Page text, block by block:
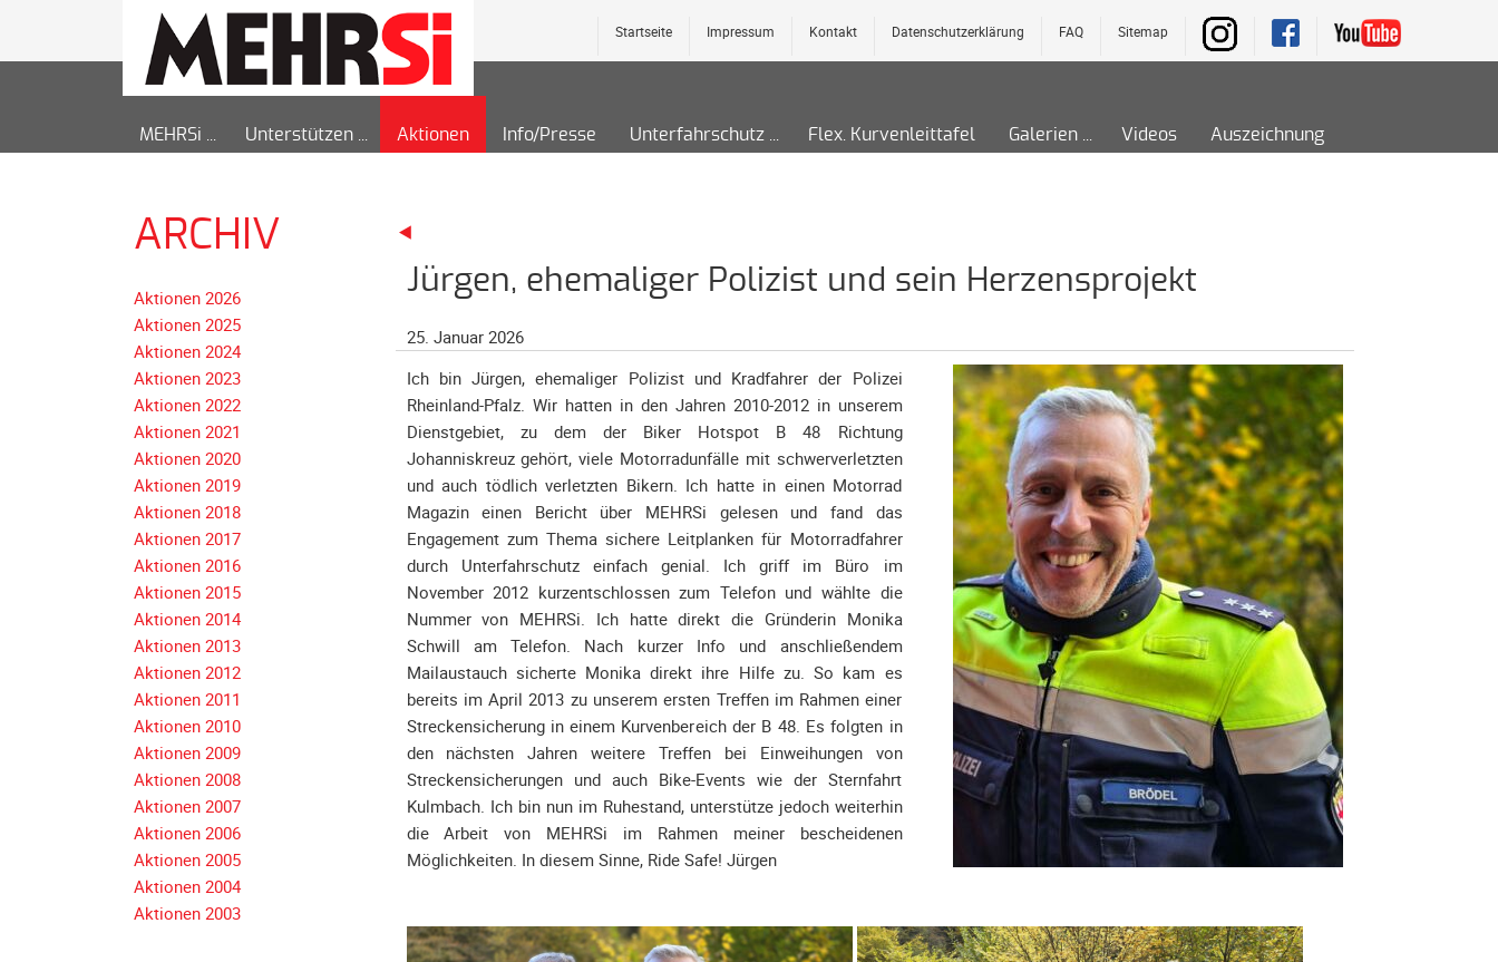
Sitemap
FAQ
Datenschutzerklärung
Kontakt
Impressum
Startseite
MEHRSi Unterstützen Aktionen Info/Presse Unterfahrschutz Flex. Kurvenleittafel Galerien Videos Auszeichnung
Jürgen, ehemaliger Polizist und sein Herzensprojekt
25. Januar 2026
Ich bin Jürgen, ehemaliger Polizist und Kradfahrer der Polizei
Rheinland-Pfalz. Wir hatten in den Jahren 2010-2012 in unserem
Dienstgebiet, zu dem der Biker Hotspot B 48 Richtung
Johanniskreuz gehört, viele Motorradunfälle mit schwerverletzten
und auch tödlich verletzten Bikern. Ich hatte in einen Motorrad
Magazin einen Bericht über MEHRSi gelesen und fand das
Engagement zum Thema sichere Leitplanken für Motorradfahrer
durch Unterfahrschutz einfach genial. Ich griff im Büro im
November 2012 kurzentschlossen zum Telefon und wählte die
Nummer von MEHRSi. Ich hatte direkt die Gründerin Monika
Schwill am Telefon. Nach kurzer Info und anschließendem
Mailaustauch sicherte Monika direkt ihre Hilfe zu. So kam es
bereits im April 2013 zu unserem ersten Treffen im Rahmen einer
Streckensicherung in einem Kurvenbereich der B 48. Es folgten in
den nächsten Jahren weitere Treffen bei Einweihungen von
Streckensicherungen und auch Bike-Events wie der Sternfahrt
Kulmbach. Ich bin nun im Ruhestand, unterstütze jedoch weiterhin
die Arbeit von MEHRSi im Rahmen meiner bescheidenen
Möglichkeiten. In diesem Sinne, Ride Safe! Jürgen
ARCHIV
Aktionen 2026
Aktionen 2025
Aktionen 2024
Aktionen 2023
Aktionen 2022
Aktionen 2021
Aktionen 2020
Aktionen 2019
Aktionen 2018
Navigation
überspringen
Aktionen 2017
Aktionen 2016
Aktionen 2015
Aktionen 2014
Aktionen 2013
Aktionen 2012
Aktionen 2011
Aktionen 2010
Aktionen 2009
Aktionen 2008
Aktionen 2007
Aktionen 2006
Aktionen 2005
Aktionen 2004
Aktionen 2003